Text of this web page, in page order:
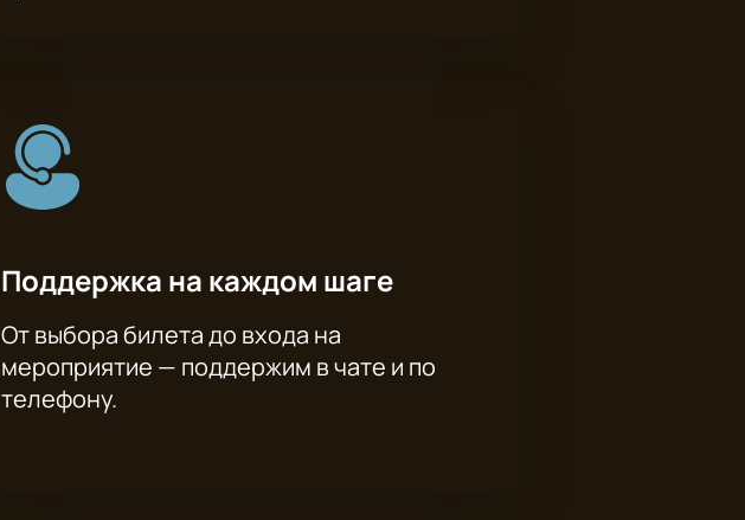
Поддержка на каждом шаге
От выбора билета до входа на
мероприятие — поддержим в чате и по
телефону.